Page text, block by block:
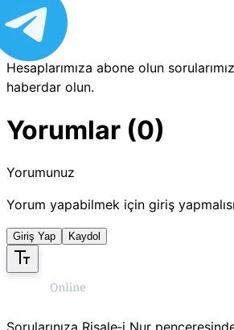
Hesaplarımıza abone olun
haberdar olun.
Yorumlar (0)
Yorumunuz
Yorum yapabilmek için giriş
Giriş Yap Kaydol